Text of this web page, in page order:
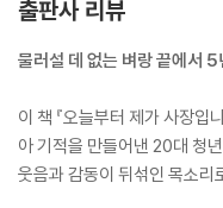
--- p.26
한다고? 솔직히 한 시간에 한
3,000만 엔이라니, 아무리 생
--- p.32
출판사 리뷰
물러설 데 없는 벼랑 끝에서
이 책 『오늘부터 제가 사장입
아 기적을 만들어낸 20대 청
웃음과 감동이 뒤섞인 목소리